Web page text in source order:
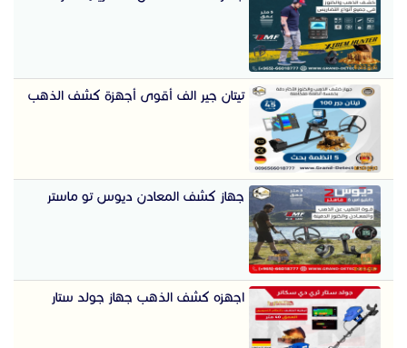
تيتان جير الف أقوى أجهزة كشف الذهب
جهاز كشف المعادن ديوس تو ماستر
اجهزه كشف الذهب جهاز جولد ستار